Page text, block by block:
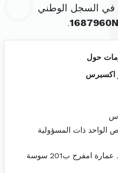
في السجل الوطني
1687960N
.
حول
اكسبرس
ذات المسؤولية
شارع الرباط عمارة امفرج ب201 سوسة